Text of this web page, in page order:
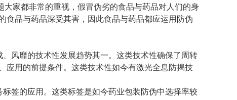
家都非常的重视，假冒伪劣的食品与药品对人们的身
品与药品深受其害，因此食品与药品都应运用防伪
风靡的技术性发展趋势其一。这类技术性确保了周转
应用的前提条件。这类技术性如今有激光全息防揭技
签的应用。这类标签是如今药业包装防伪中选择率较